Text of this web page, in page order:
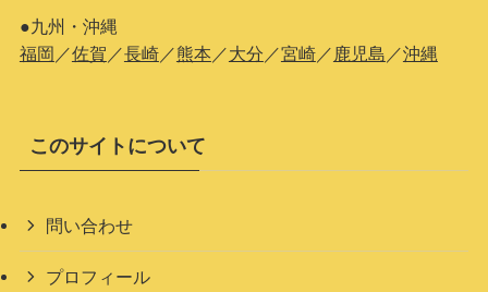
●九州・沖縄
福岡 ／佐賀 ／長崎／熊本 ／大分 ／宮崎／ 鹿児島 ／沖縄
このサイトについて
問い合わせ
プロフィール